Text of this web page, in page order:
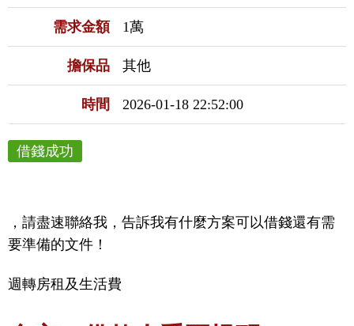
需求金額 1萬
擔保品 其他
時間 2026-01-18 22:52:00
借錢成功
，請盡速聯絡我，告訴我有什麼方案可以借錢還有需
要準備的文件！
週轉房租及生活費